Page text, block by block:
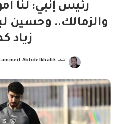
رئيس إنبي: لنا
والزمالك.. وحسين
زياد
Posted
كتب Abbdelkhalik